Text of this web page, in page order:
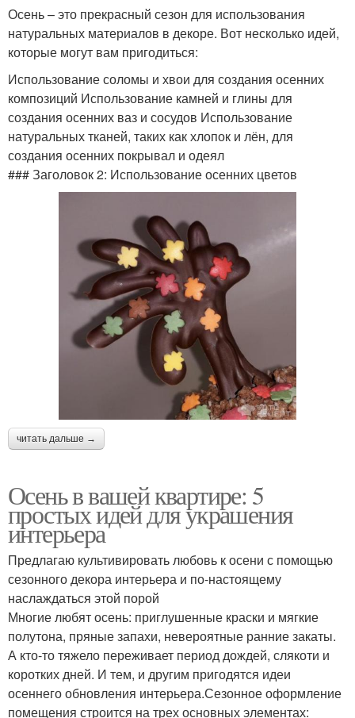
Осень – это прекрасный сезон для использования
натуральных материалов в декоре. Вот несколько идей,
которые могут вам пригодиться:
Использование соломы и хвои для создания осенних
композиций Использование камней и глины для
создания осенних ваз и сосудов Использование
натуральных тканей, таких как хлопок и лён, для
создания осенних покрывал и одеял
### Заголовок 2: Использование осенних цветов
читать дальше →
Осень в вашей квартире: 5
простых идей для украшения
интерьера
Предлагаю культивировать любовь к осени с помощью
сезонного декора интерьера и по-настоящему
наслаждаться этой порой
Многие любят осень: приглушенные краски и мягкие
полутона, пряные запахи, невероятные ранние закаты.
А кто-то тяжело переживает период дождей, слякоти и
коротких дней. И тем, и другим пригодятся идеи
осеннего обновления интерьера.Сезонное оформление
помещения строится на трех основных элементах: